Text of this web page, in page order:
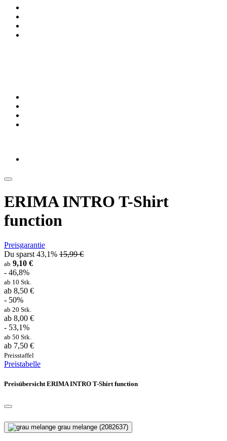
ERIMA INTRO T-Shirt
function
Preisgarantie
Du sparst 43,1% 15,99 €
ab 9,10 €
- 46,8%
ab 10 Stk.
ab 8,50 €
- 50%
ab 20 Stk.
ab 8,00 €
- 53,1%
ab 50 Stk.
ab 7,50 €
Preisstaffel
Preistabelle
Preisübersicht ERIMA INTRO T-Shirt function
grau melange (2082637)